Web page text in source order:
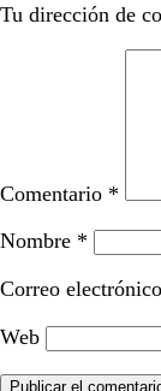
Tu dirección de
Comentario *
Nombre *
Correo electrónico
Web